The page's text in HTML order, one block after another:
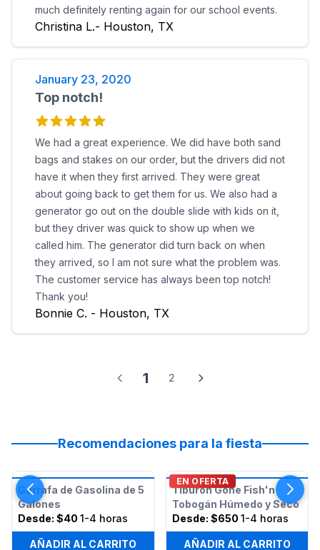
much definitely renting again for our school events.
Christina L.- Houston, TX
January 23, 2020
Top notch!
We had a great experience. We did have both sand
bags and stakes on our order, but the drivers did not
have it when they first arrived. They were great
about going back to get them for us. We also had a
generator go out on the double slide with kids on it,
but they driver was quick to show up when we
called him. The generator did turn back on when
they arrived, so I am not sure what the problem was.
The customer service has always been top notch!
Thank you!
Bonnie C. - Houston, TX
1 2
Recomendaciones para la fiesta
Garrafa de Gasolina de 5
Galones
Desde: $40 1-4 horas
AÑADIR AL CARRITO
EN OFERTA
Tiburón Gone Fish'n
Tobogán Húmedo y Seco
Desde: $650 1-4 horas
AÑADIR AL CARRITO